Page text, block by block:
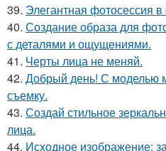
39. Элегантная фотосессия
40. Создание образа для
с деталями и ощущениями.
41. Черты лица не меняй.
42. Добрый день! С моделью
съемку.
43. Создай стильное
лица.
44. Исходное изображение: